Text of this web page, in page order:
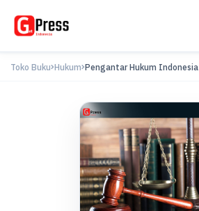
Toko Buku Hukum Pengantar Hukum Indonesia